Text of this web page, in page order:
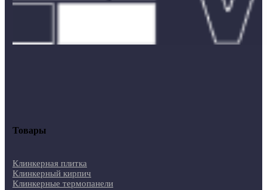
Товары
Клинкерная плитка
Клинкерный кирпич
Клинкерные термопанели